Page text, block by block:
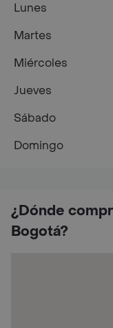
¿Dónde
Bogotá?
Lunes
Martes
Miércoles
Jueves
Sábado
Domingo